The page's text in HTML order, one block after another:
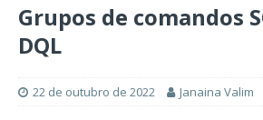
Grupos de comandos
DQL
22 de outubro de 2022 Janaina Valim